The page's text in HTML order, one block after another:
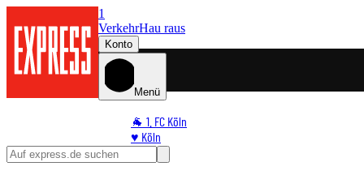
1
VerkehrHau raus
Konto
Menü
🐐 1. FC Köln
♥️ Köln
⭐ Promi